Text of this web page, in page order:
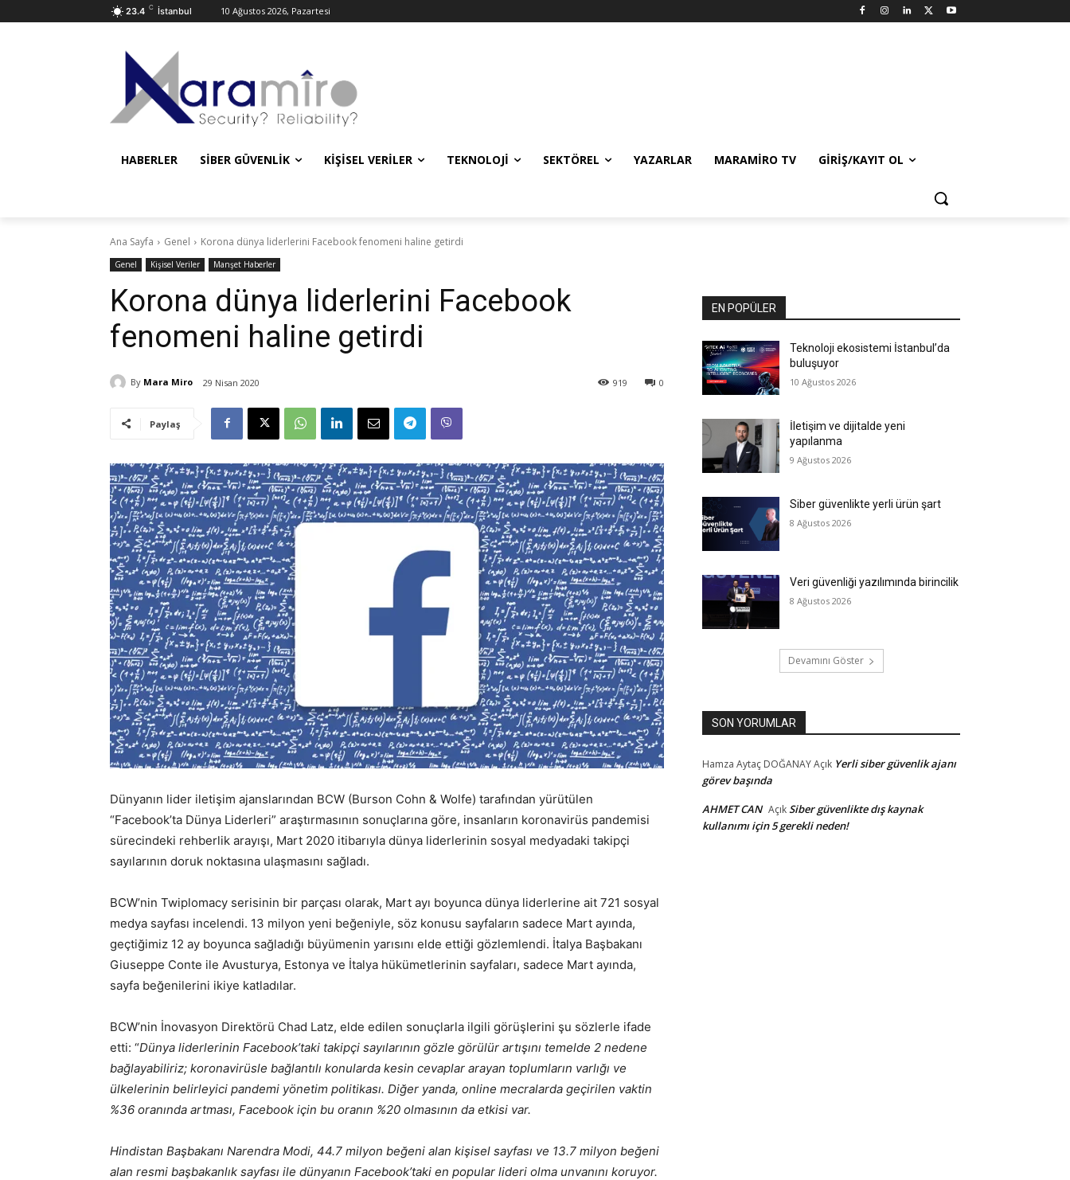
23.4 C İstanbul 10 Ağustos 2026, Pazartesi
HABERLER SIBER GÜVENLIK KIŞISEL VERILER TEKNOLOJI SEKTÖREL YAZARLAR MARAMIRO TV GIRIŞ/KAYIT OL
Ana Sayfa Genel Korona dünya liderlerini Facebook fenomeni haline getirdi
Genel Kişisel Veriler Manşet Haberler
Korona dünya liderlerini Facebook
fenomeni haline getirdi
By Mara Miro 29 Nisan 2020 0
919
Paylaş
Dünyanın lider iletişim ajanslarından BCW (Burson Cohn & Wolfe) tarafından yürütülen
“Facebook’ta Dünya Liderleri” araştırmasının sonuçlarına göre, insanların koronavirüs pandemisi
sürecindeki rehberlik arayışı, Mart 2020 itibarıyla dünya liderlerinin sosyal medyadaki takipçi
sayılarının doruk noktasına ulaşmasını sağladı.
BCW’nin Twiplomacy serisinin bir parçası olarak, Mart ayı boyunca dünya liderlerine ait 721 sosyal
medya sayfası incelendi. 13 milyon yeni beğeniyle, söz konusu sayfaların sadece Mart ayında,
geçtiğimiz 12 ay boyunca sağladığı büyümenin yarısını elde ettiği gözlemlendi. İtalya Başbakanı
Giuseppe Conte ile Avusturya, Estonya ve İtalya hükümetlerinin sayfaları, sadece Mart ayında,
sayfa beğenilerini ikiye katladılar.
BCW’nin İnovasyon Direktörü Chad Latz, elde edilen sonuçlarla ilgili görüşlerini şu sözlerle ifade
etti: “Dünya liderlerinin Facebook’taki takipçi sayılarının gözle görülür artışını temelde 2 nedene
bağlayabiliriz; koronavirüsle bağlantılı konularda kesin cevaplar arayan toplumların varlığı ve
ülkelerinin belirleyici pandemi yönetim politikası. Diğer yanda, online mecralarda geçirilen vaktin
%36 oranında artması, Facebook için bu oranın %20 olmasının da etkisi var.
Hindistan Başbakanı Narendra Modi, 44.7 milyon beğeni alan kişisel sayfası ve 13.7 milyon beğeni
alan resmi başbakanlık sayfası ile dünyanın Facebook’taki en popular lideri olma unvanını koruyor.
EN POPÜLER
Teknoloji ekosistemi İstanbul’da
buluşuyor
10 Ağustos 2026
İletişim ve dijitalde yeni
yapılanma
9 Ağustos 2026
Siber güvenlikte yerli ürün şart
8 Ağustos 2026
Veri güvenliği yazılımında birincilik
8 Ağustos 2026
Devamını Göster
SON YORUMLAR
Hamza Aytaç DOĞANAYAçık Yerli siber güvenlik ajanı
görev başında
AHMET CAN AçıkSiber güvenlikte dış kaynak
kullanımı için 5 gerekli neden!